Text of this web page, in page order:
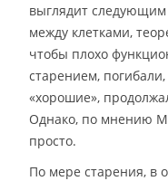
выглядит
между клетками,
чтобы плохо
старением,
«хорошие»,
Однако, по мнению
просто.
По мере старения, в